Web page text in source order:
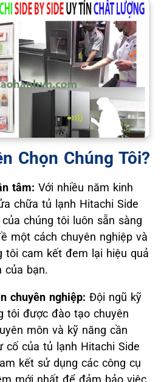
Chọn Chúng Tôi?
tâm: Với nhiều năm kinh
chữa tủ lạnh Hitachi Side
chúng tôi luôn sẵn sàng
một cách chuyên nghiệp và
tôi cam kết đem lại hiệu quả
của bạn.
chuyên nghiệp: Đội ngũ kỹ
tôi được đào tạo chuyên
môn và kỹ năng cần
của tủ lạnh Hitachi Side
kết sử dụng các công cụ